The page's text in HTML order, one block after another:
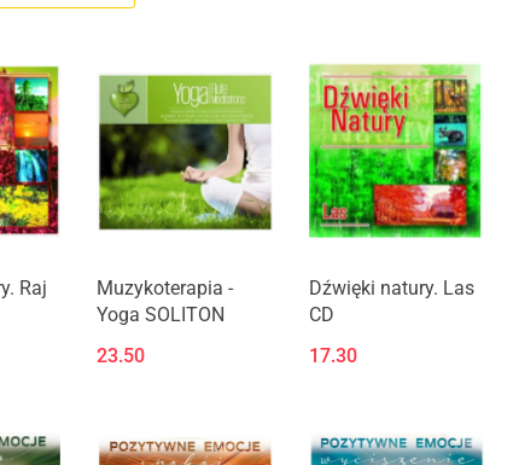
Raj
Muzykoterapia -
Yoga SOLITON
23.50
Dźwięki natury. Las
CD
17.30